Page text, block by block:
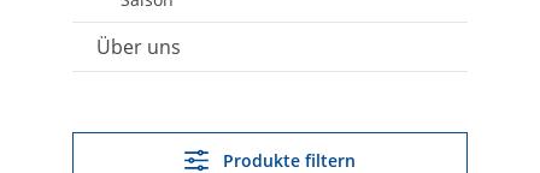
Über uns
Produkte filtern